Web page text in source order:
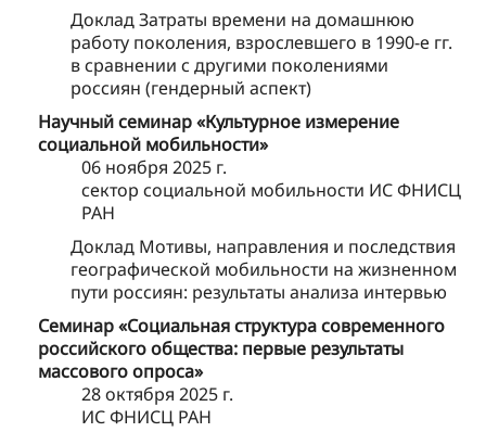
Доклад Затраты времени на домашнюю
работу поколения, взрослевшего в 1990-е гг.
в сравнении с другими поколениями
россиян (гендерный аспект)
Научный семинар «Культурное измерение
социальной мобильности»
06 ноября 2025 г.
сектор социальной мобильности ИС ФНИСЦ
РАН
Доклад Мотивы, направления и последствия
географической мобильности на жизненном
пути россиян: результаты анализа интервью
Семинар «Социальная структура современного
российского общества: первые результаты
массового опроса»
28 октября 2025 г.
ИС ФНИСЦ РАН